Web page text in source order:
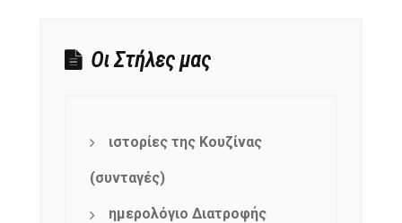
Οι Στήλες μας
ιστορίες της Κουζίνας
(συνταγές)
ημερολόγιο Διατροφής